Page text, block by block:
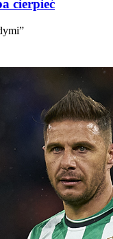
cierpieć